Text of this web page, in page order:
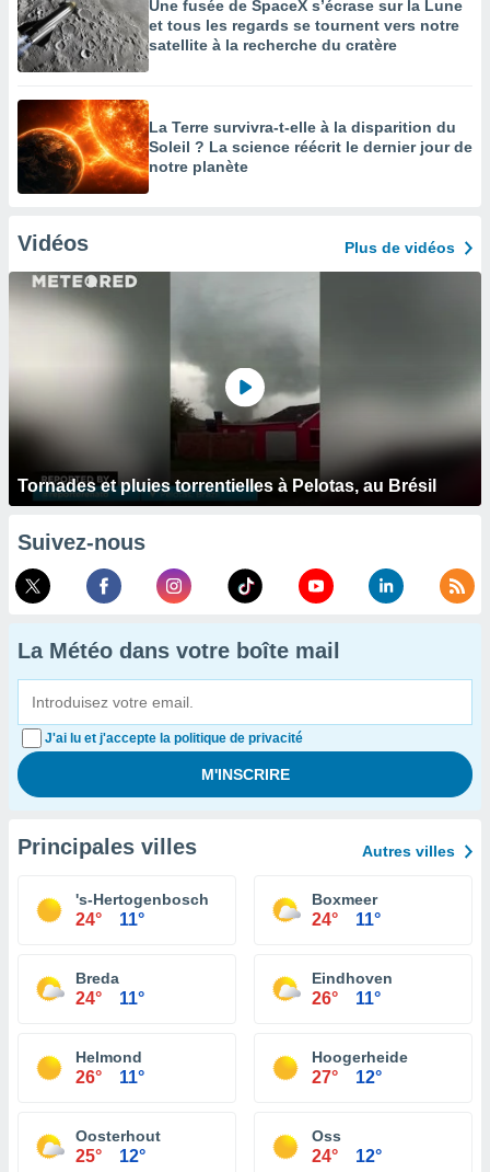
Une fusée de SpaceX s’écrase sur la Lune
et tous les regards se tournent vers notre
satellite à la recherche du cratère
La Terre survivra-t-elle à la disparition du
Soleil ? La science réécrit le dernier jour de
notre planète
Vidéos Plus de vidéos
Tornades et pluies torrentielles à Pelotas, au Brésil
Suivez-nous
La Météo dans votre boîte mail
J'ai lu et j'accepte la politique de privacité
Principales villes Autres villes
's-Hertogenbosch
24° 11°
Boxmeer
24° 11°
Breda
24° 11°
Eindhoven
26° 11°
Helmond
26° 11°
Hoogerheide
27° 12°
Oosterhout
25° 12°
Oss
24° 12°